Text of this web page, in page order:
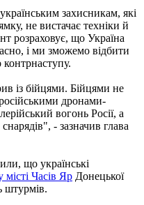
захисникам, які
не вистачає техніки й
розраховує, що Україна
і ми зможемо відбити
із бійцями. Бійцями не
дронами-
вогонь Росії, а
- зазначив глава
що українські
Часів Яр Донецької
штурмів.